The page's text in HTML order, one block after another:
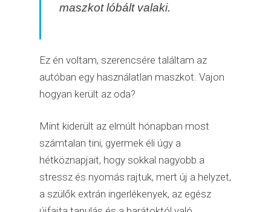
maszkot lóbált valaki.
Ez én voltam, szerencsére találtam az
autóban egy használatlan maszkot. Vajon
hogyan került az oda?
Mint kiderült az elmúlt hónapban most
számtalan tini, gyermek éli úgy a
hétköznapjait, hogy sokkal nagyobb a
stressz és nyomás rajtuk, mert új a helyzet,
a szülők extrán ingerlékenyek, az egész